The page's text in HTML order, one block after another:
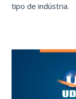
tipo de indústria.